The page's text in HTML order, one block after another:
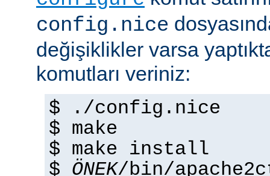
config.nice
değişiklikler varsa
komutları veriniz:
$ ./config.nice
$ make
$ make install
$ ÖNEK/bin/